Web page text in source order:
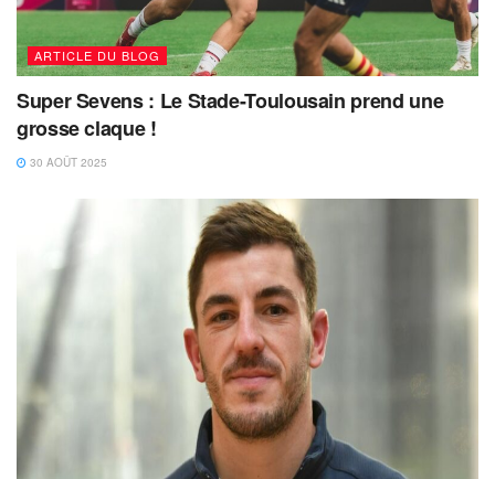
ARTICLE DU BLOG
Super Sevens : Le Stade-Toulousain prend une
grosse claque !
30 AOÛT 2025